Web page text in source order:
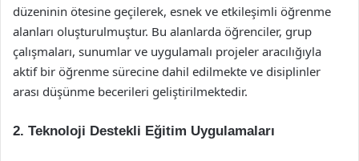
düzeninin ötesine geçilerek, esnek ve etkileşimli öğrenme
alanları oluşturulmuştur. Bu alanlarda öğrenciler, grup
çalışmaları, sunumlar ve uygulamalı projeler aracılığıyla
aktif bir öğrenme sürecine dahil edilmekte ve disiplinler
arası düşünme becerileri geliştirilmektedir.
2. Teknoloji Destekli Eğitim Uygulamaları